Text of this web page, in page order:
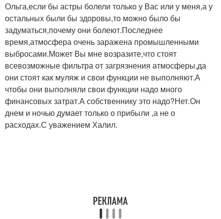
Ольга,если бы астры болели только у Вас или у меня,а у
остальных были бы здоровы,то можно было бы
задуматься,почему они болеют.Последнее
время,атмосфера очень заражена промышленными
выбросами.Может Вы мне возразите,что стоят
всевозможные фильтра от загрязнения атмосферы,да
они стоят как муляж и свои функции не выполняют.А
чтобы они выполняли свои функции надо много
финансовых затрат.А собственнику это надо?Нет.Он
днем и ночью думает только о прибыли ,а не о
расходах.С уважением Халил.